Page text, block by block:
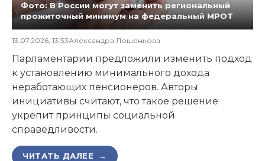
Фото: В России могут заменить региональный
прожиточный минимум на федеральный МРОТ
13.07.2026, 13:33Александра Лошенкова
Парламентарии предложили изменить подход
к установлению минимального дохода
неработающих пенсионеров. Авторы
инициативы считают, что такое решение
укрепит принципы социальной
справедливости.
ЧИТАТЬ ДАЛЕЕ →